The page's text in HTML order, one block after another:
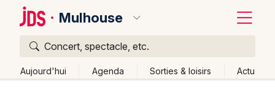
Mulhouse
Concert, spectacle, etc.
Aujourd'hui Agenda Sorties & loisirs Actu
Quoi ?